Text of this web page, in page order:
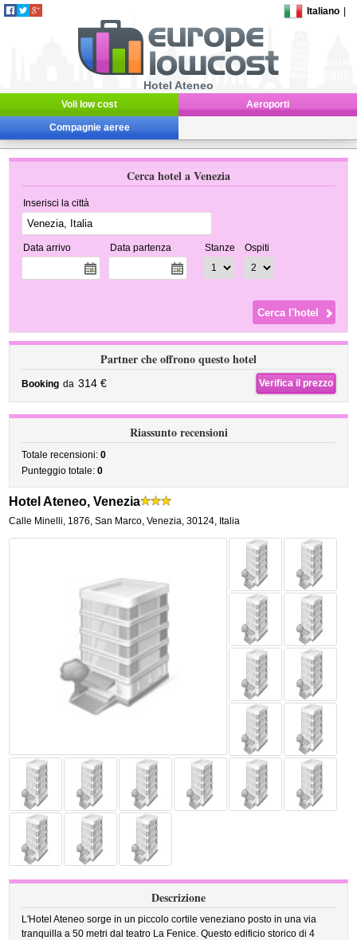
Italiano
Hotel Ateneo
Voli low cost Aeroporti
Compagnie aeree
Cerca hotel a Venezia
Inserisci la città
Data arrivo Data partenza Stanze Ospiti
Partner che offrono questo hotel
Booking da 314 € Verifica il prezzo
Riassunto recensioni
Totale recensioni:0
Punteggio totale:0
Hotel Ateneo, Venezia
Calle Minelli, 1876,San Marco, Venezia,30124, Italia
Descrizione
L'Hotel Ateneo sorge in un piccolo cortile veneziano posto in una via
tranquilla a 50 metri dal teatro La Fenice. Questo edificio storico di 4